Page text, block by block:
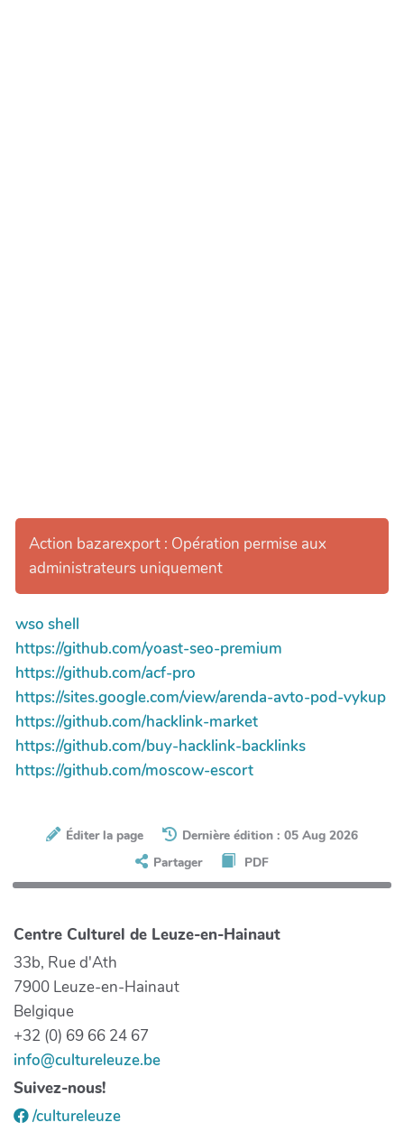
Action bazarexport : Opération permise aux
administrateurs uniquement
wso shell
https://github.com/yoast-seo-premium
https://github.com/acf-pro
https://sites.google.com/view/arenda-avto-pod-vykup
https://github.com/hacklink-market
https://github.com/buy-hacklink-backlinks
https://github.com/moscow-escort
Éditer la page
Dernière édition : 05 Aug 2026
Partager
PDF
Centre Culturel de Leuze-en-Hainaut
33b, Rue d'Ath
7900 Leuze-en-Hainaut
Belgique
+32 (0) 69 66 24 67
info@cultureleuze.be
Suivez-nous!
/cultureleuze